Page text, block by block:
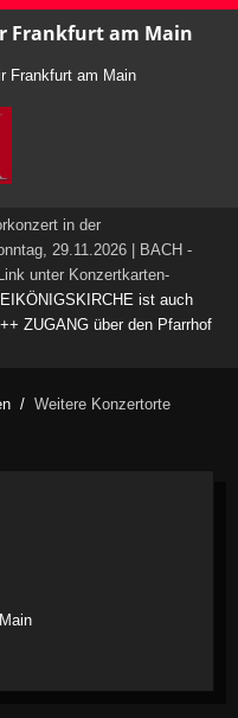
Frankfurt am Main
Frankfurt am Main
in der
29.11.2026 | BACH -
unter Konzertkarten-
ist auch
ZUGANG über den Pfarrhof
Weitere Konzertorte